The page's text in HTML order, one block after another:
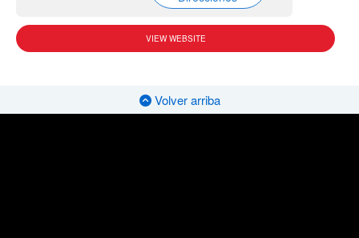
VIEW WEBSITE
Volver arriba